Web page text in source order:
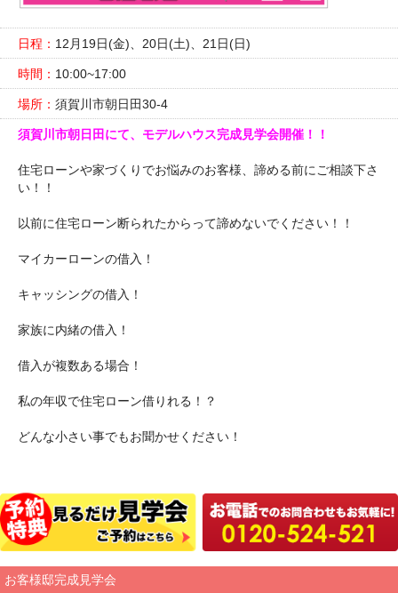
日程： 12月19日(金)、20日(土)、21日(日)
時間： 10:00~17:00
場所： 須賀川市朝日田30-4
須賀川市朝日田にて、モデルハウス完成見学会開催！！
住宅ローンや家づくりでお悩みのお客様、諦める前にご相談下さ
い！！
以前に住宅ローン断られたからって諦めないでください！！
マイカーローンの借入！
キャッシングの借入！
家族に内緒の借入！
借入が複数ある場合！
私の年収で住宅ローン借りれる！？
どんな小さい事でもお聞かせください！
お客様邸完成見学会